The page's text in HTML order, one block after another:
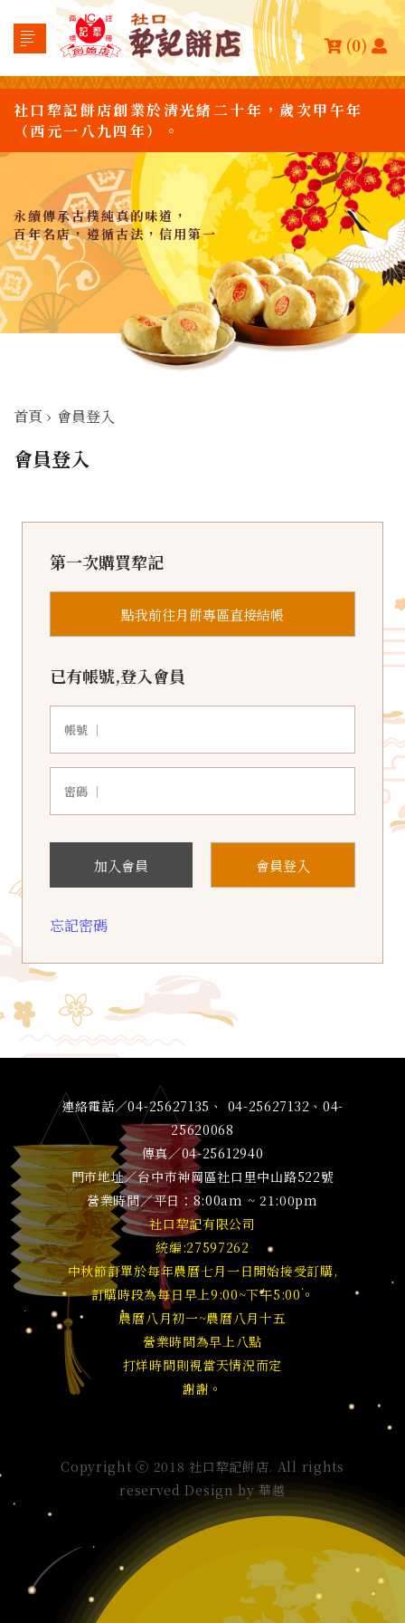
(0)
社口犂記餅店創業於清光緒二十年，歲次甲午年
（西元一八九四年）。
永續傳承古樸純真的味道，
百年名店，遵循古法，信用第一
首頁 › 會員登入
會員登入
第一次購買犂記
點我前往月餅專區直接結帳
已有帳號,登入會員
帳號 ｜
密碼 ｜
加入會員 會員登入
忘記密碼
連絡電話／04-25627135、 04-25627132、04-
25620068
傳真／04-25612940
門市地址／台中市神岡區社口里中山路522號
營業時間／平日：8:00am ~ 21:00pm
社口犂記有限公司
統編:27597262
中秋節訂單於每年農曆七月一日開始接受訂購,
訂購時段為每日早上9:00~下午5:00。
農曆八月初一~農曆八月十五
營業時間為早上八點
打烊時間則視當天情況而定
謝謝。
Copyright ⓒ 2018 社口犂記餅店. All rights
reserved Design by華越